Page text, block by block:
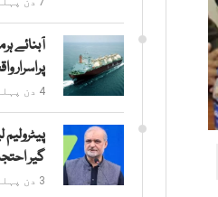
آبنائے
پراسرار
4 دن پہلے
گیر
3 دن پہلے